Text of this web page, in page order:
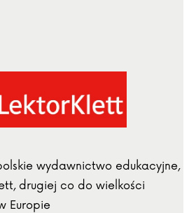
wydawnictwo edukacyjne,
drugiej co do wielkości
Europie